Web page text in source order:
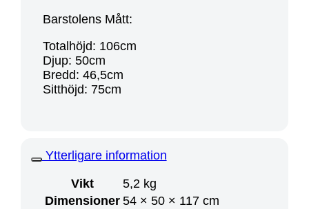
Barstolens Mått:
Totalhöjd: 106cm
Djup: 50cm
Bredd: 46,5cm
Sitthöjd: 75cm
Ytterligare information
Vikt
5,2 kg
Dimensioner 54 × 50 × 117 cm